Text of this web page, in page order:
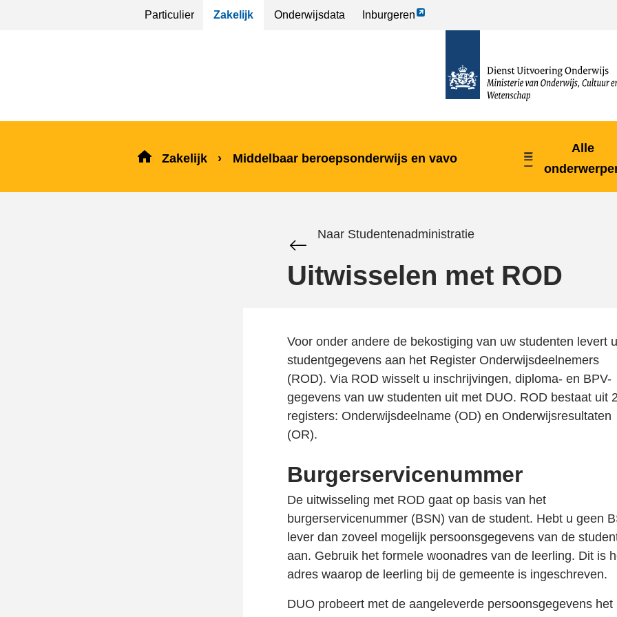
Particulier Zakelijk Onderwijsdata Inburgeren
Link
homepage
Zakelijk Middelbaar beroepsonderwijs en vavo
Alle
Naar Studentenadministratie
Uitwisselen met ROD
Voor onder andere de bekostiging van uw studenten levert
studentgegevens aan het Register Onderwijsdeelnemers
(ROD). Via ROD wisselt u inschrijvingen, diploma- en BPV-
gegevens van uw studenten uit met DUO. ROD bestaat uit
registers: Onderwijsdeelname (OD) en Onderwijsresultaten
(OR).
Burgerservicenummer
De uitwisseling met ROD gaat op basis van het
burgerservicenummer (BSN) van de student. Hebt u geen
lever dan zoveel mogelijk persoonsgegevens van de
aan. Gebruik het formele woonadres van de leerling. Dit is
adres waarop de leerling bij de gemeente is ingeschreven.
DUO probeert met de aangeleverde persoonsgegevens het